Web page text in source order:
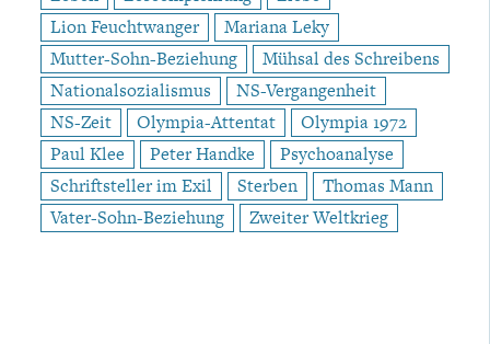
Lion Feuchtwanger
Mariana Leky
Mutter-Sohn-Beziehung
Mühsal des Schreibens
Nationalsozialismus
NS-Vergangenheit
NS-Zeit
Olympia-Attentat
Olympia 1972
Paul Klee
Peter Handke
Psychoanalyse
Schriftsteller im Exil
Sterben
Thomas Mann
Vater-Sohn-Beziehung
Zweiter Weltkrieg